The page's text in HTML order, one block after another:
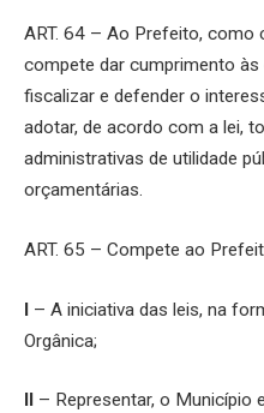
ART. 64 – Ao Prefeito, como
compete dar cumprimento às
fiscalizar e defender o
adotar, de acordo com a lei,
administrativas de utilidade
orçamentárias.
ART. 65 – Compete ao
I – A iniciativa das leis, na
Orgânica;
II – Representar, o Município